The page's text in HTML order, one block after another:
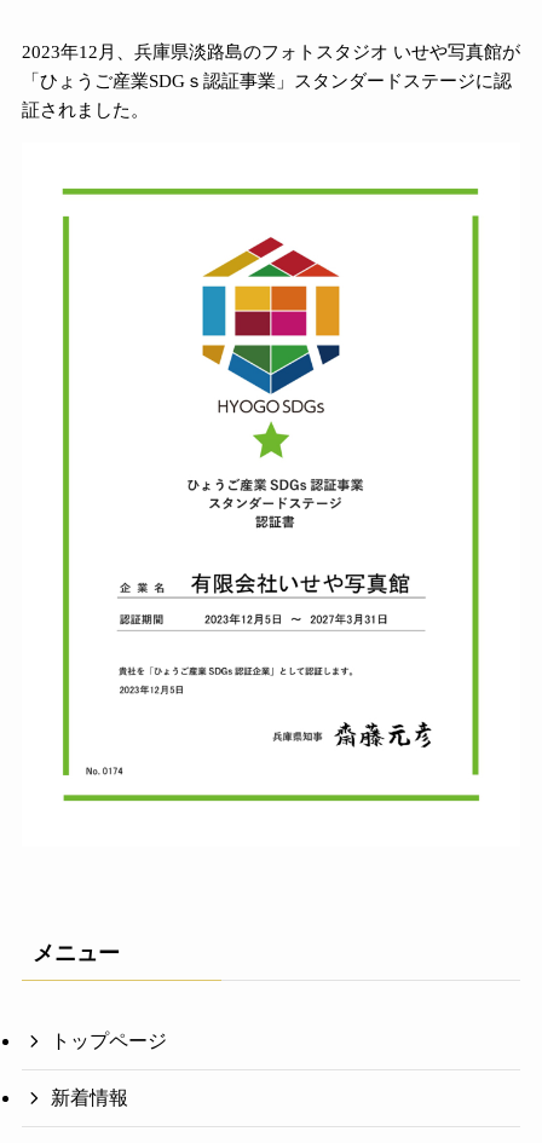
2023年12月、兵庫県淡路島のフォトスタジオ いせや写真館が
「ひょうご産業SDGｓ認証事業」スタンダードステージに認
証されました。
メニュー
トップページ
新着情報